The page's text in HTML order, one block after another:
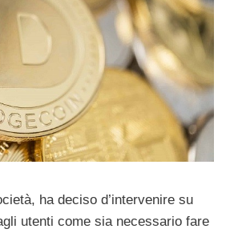
ha deciso d’intervenire su
utenti come sia necessario fare